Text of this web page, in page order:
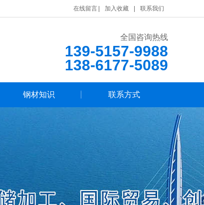
在线留言 加入收藏 联系我们
全国咨询热线
139-5157-9988
138-6177-5089
钢材知识 联系方式